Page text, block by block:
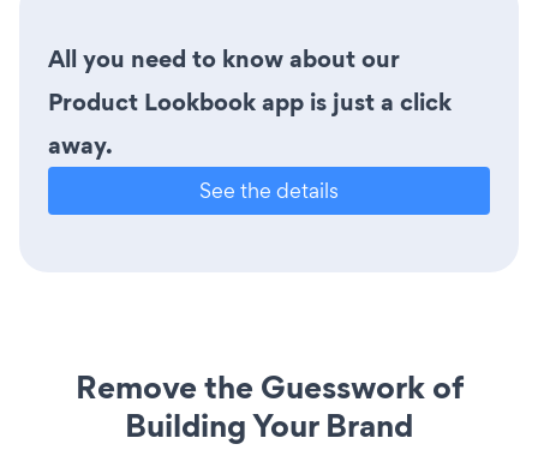
All you need to know about our
Product Lookbook app is just a click
away.
See the details
Remove the Guesswork of
Building Your Brand